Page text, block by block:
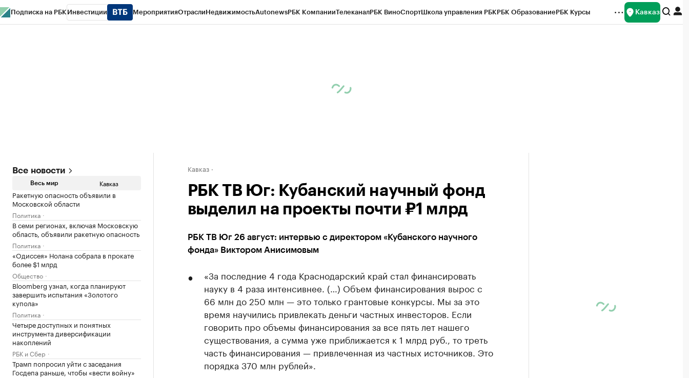
Подписка на РБК Инвестиции МероприятияОтраслиНедвижимостьAutonewsРБК КомпанииТелеканалРБК ВиноСпортШкола управления РБКРБК ОбразованиеРБК Курсы Кавказ
Все новости
Весь мир Кавказ
Ракетную опасность объявили в
Московской области
Политика
В семи регионах, включая Московскую
область, объявили ракетную опасность
Политика
«Одиссея» Нолана собрала в прокате
более $1 млрд
Общество
Bloomberg узнал, когда планируют
завершить испытания «Золотого
купола»
Политика
Четыре доступных и понятных
инструмента диверсификации
накоплений
РБК и Сбер
Трамп попросил уйти с заседания
Госдепа раньше, чтобы «вести войну»
Кавказ
РБК ТВ Юг: Кубанский научный фонд
выделил на проекты почти ₽1 млрд
РБК ТВ Юг 26 август: интервью с директором «Кубанского научного
фонда» Виктором Анисимовым
«За последние 4 года Краснодарский край стал финансировать
науку в 4 раза интенсивнее. (…) Объем финансирования вырос с
66 млн до 250 млн — это только грантовые конкурсы. Мы за это
время научились привлекать деньги частных инвесторов. Если
говорить про объемы финансирования за все пять лет нашего
существования, а сумма уже приближается к 1 млрд руб., то треть
часть финансирования — привлеченная из частных источников. Это
порядка 370 млн рублей».